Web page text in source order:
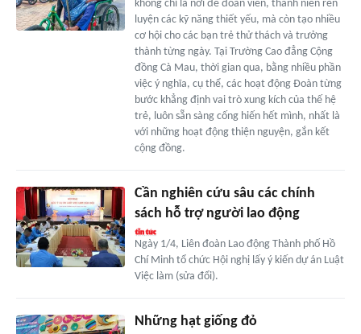
không chỉ là nơi để đoàn viên, thanh niên rèn
luyện các kỹ năng thiết yếu, mà còn tạo nhiều
cơ hội cho các bạn trẻ thử thách và trưởng
thành từng ngày. Tại Trường Cao đẳng Cộng
đồng Cà Mau, thời gian qua, bằng nhiều phần
việc ý nghĩa, cụ thể, các hoạt động Ðoàn từng
bước khẳng định vai trò xung kích của thế hệ
trẻ, luôn sẵn sàng cống hiến hết mình, nhất là
với những hoạt động thiện nguyện, gắn kết
cộng đồng.
Cần nghiên cứu sâu các chính
sách hỗ trợ người lao động
Ngày 1/4, Liên đoàn Lao động Thành phố Hồ
Chí Minh tổ chức Hội nghị lấy ý kiến dự án Luật
Việc làm (sửa đổi).
Những hạt giống đỏ